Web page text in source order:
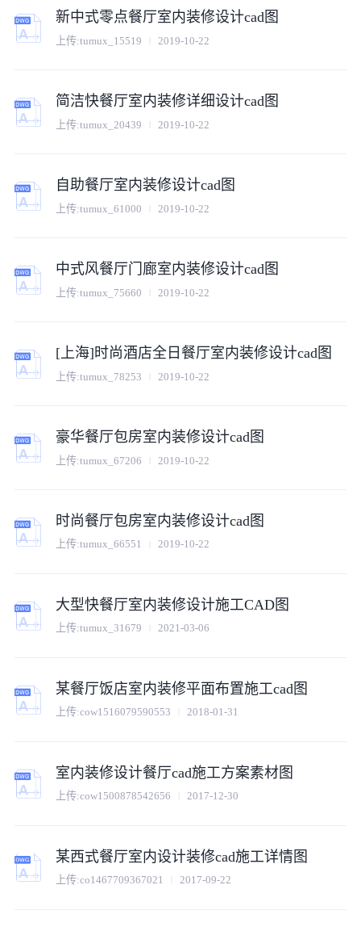
新中式零点餐厅室内装修设计cad图
上传:tumux_15519 2019-10-22
简洁快餐厅室内装修详细设计cad图
上传:tumux_20439 2019-10-22
自助餐厅室内装修设计cad图
上传:tumux_61000 2019-10-22
中式风餐厅门廊室内装修设计cad图
上传:tumux_75660 2019-10-22
[上海]时尚酒店全日餐厅室内装修设计cad图
上传:tumux_78253 2019-10-22
豪华餐厅包房室内装修设计cad图
上传:tumux_67206 2019-10-22
时尚餐厅包房室内装修设计cad图
上传:tumux_66551 2019-10-22
大型快餐厅室内装修设计施工CAD图
上传:tumux_31679 2021-03-06
某餐厅饭店室内装修平面布置施工cad图
上传:cow1516079590553 2018-01-31
室内装修设计餐厅cad施工方案素材图
上传:cow1500878542656 2017-12-30
某西式餐厅室内设计装修cad施工详情图
上传:co1467709367021 2017-09-22